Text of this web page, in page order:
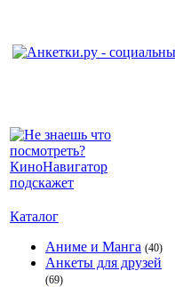
Каталог
Аниме и Манга (40)
Анкеты для друзей
(69)